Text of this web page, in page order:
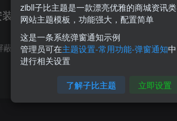
安卓应用
华为的HarmonyOS最新更新彻底屏蔽了安卓应用的兼容性，用户无法通过正常的安装方式或旁加载(即从外部来源手动安装)来使用任何安卓应用。这意味着用户只能使用与该操作系统兼容的应用程序，而不...
5
zibll子比主题是一款漂亮优雅的商城资讯类
网站主题模板，功能强大，配置简单
这是一条系统弹窗通知示例
管理员可在主题设置-常用功能-弹窗通知中
进行相关设置
了解子比主题 立即设置